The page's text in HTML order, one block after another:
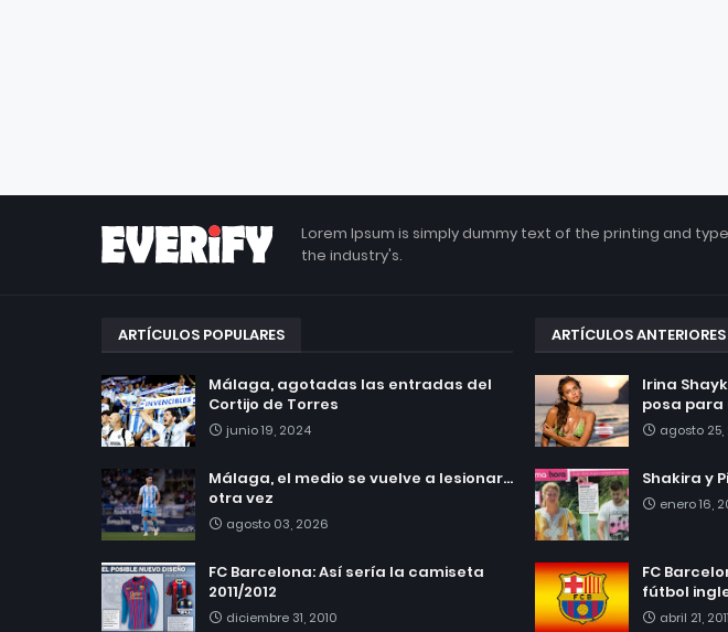
Lorem Ipsum is simply dummy text of the printing and
the industry's.
ARTÍCULOS POPULARES
Málaga, agotadas las entradas del
Cortijo de Torres
junio 19, 2024
Málaga, el medio se vuelve a lesionar...
otra vez
agosto 03, 2026
FC Barcelona: Así sería la camiseta
2011/2012
diciembre 31, 2010
ARTÍCULOS ANTERIORES
Irina
posa para
agosto 25,
Shakira y
enero 16,
FC
fútbol
abril 21, 2011